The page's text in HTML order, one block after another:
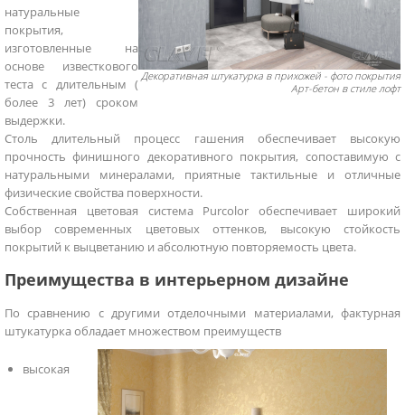
Декоративная штукатурка в прихожей - фото покрытия
Арт-бетон в стиле лофт
натуральные
покрытия,
изготовленные на
основе известкового
теста с длительным (
более 3 лет) сроком
выдержки.
Столь длительный процесс гашения обеспечивает высокую
прочность финишного декоративного покрытия, сопоставимую с
натуральными минералами, приятные тактильные и отличные
физические свойства поверхности.
Собственная цветовая система Purcolor обеспечивает широкий
выбор современных цветовых оттенков, высокую стойкость
покрытий к выцветанию и абсолютную повторяемость цвета.
Преимущества в интерьерном дизайне
По сравнению с другими отделочными материалами, фактурная
штукатурка обладает множеством преимуществ
высокая